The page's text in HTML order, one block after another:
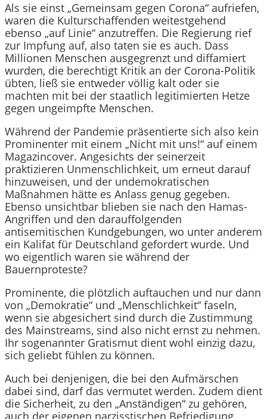
Als sie einst „Gemeinsam gegen Corona“ aufriefen,
waren die Kulturschaffenden weitestgehend
ebenso „auf Linie“ anzutreffen. Die Regierung rief
zur Impfung auf, also taten sie es auch. Dass
Millionen Menschen ausgegrenzt und diffamiert
wurden, die berechtigt Kritik an der Corona-Politik
übten, ließ sie entweder völlig kalt oder sie
machten mit bei der staatlich legitimierten Hetze
gegen ungeimpfte Menschen.
Während der Pandemie präsentierte sich also kein
Prominenter mit einem „Nicht mit uns!“ auf einem
Magazincover. Angesichts der seinerzeit
praktizieren Unmenschlichkeit, um erneut darauf
hinzuweisen, und der undemokratischen
Maßnahmen hätte es Anlass genug gegeben.
Ebenso unsichtbar blieben sie nach den Hamas-
Angriffen und den darauffolgenden
antisemitischen Kundgebungen, wo unter anderem
ein Kalifat für Deutschland gefordert wurde. Und
wo eigentlich waren sie während der
Bauernproteste?
Prominente, die plötzlich auftauchen und nur dann
von „Demokratie“ und „Menschlichkeit“ faseln,
wenn sie abgesichert sind durch die Zustimmung
des Mainstreams, sind also nicht ernst zu nehmen.
Ihr sogenannter Gratismut dient wohl einzig dazu,
sich geliebt fühlen zu können.
Auch bei denjenigen, die bei den Aufmärschen
dabei sind, darf das vermutet werden. Zudem dient
die Sicherheit, zu den „Anständigen“ zu gehören,
auch der eigenen narzisstischen Befriedigung.